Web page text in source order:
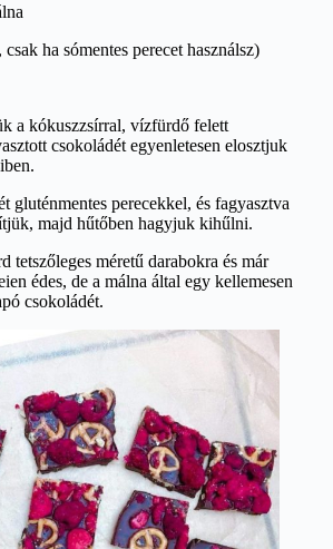
ha sómentes perecet használsz)
a kókuszzsírral, vízfürdő felett
csokoládét egyenletesen elosztjuk
gluténmentes perecekkel, és fagyasztva
majd hűtőben hagyjuk kihűlni.
tetszőleges méretű darabokra és már
édes, de a málna által egy kellemesen
csokoládét.